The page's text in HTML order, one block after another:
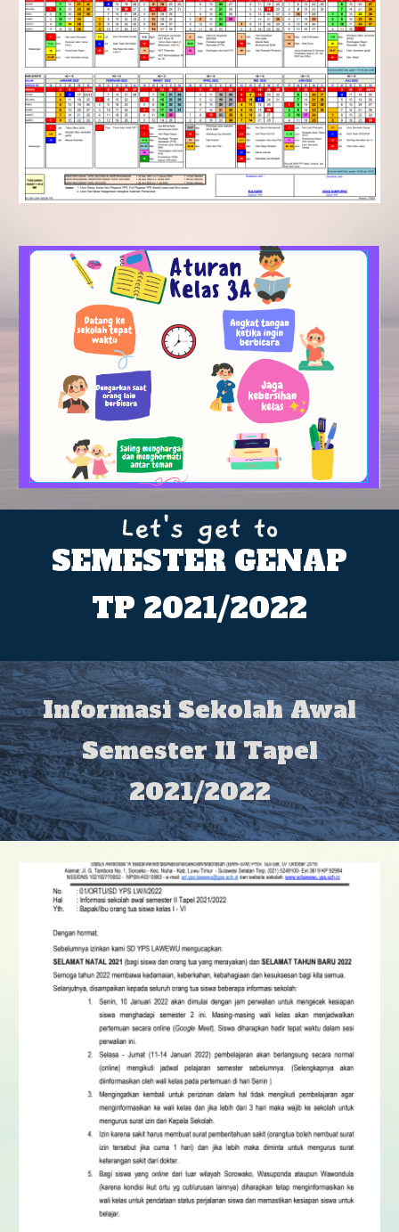
SEMESTER GENAP
TP 2021/2022
Informasi Sekolah Awal
Semester II Tapel
2021/2022